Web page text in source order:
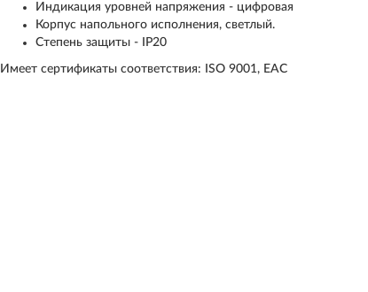
Индикация уровней напряжения - цифровая
Корпус напольного исполнения, светлый.
Cтепень защиты - IP20
Имеет сертификаты соответствия: ISO 9001, ЕАС